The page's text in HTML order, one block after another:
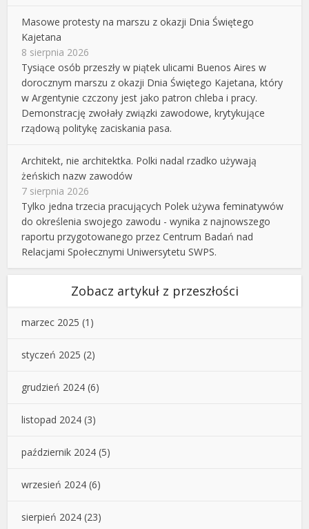
Masowe protesty na marszu z okazji Dnia Świętego
Kajetana
8 sierpnia 2026
Tysiące osób przeszły w piątek ulicami Buenos Aires w
dorocznym marszu z okazji Dnia Świętego Kajetana, który
w Argentynie czczony jest jako patron chleba i pracy.
Demonstrację zwołały związki zawodowe, krytykujące
rządową politykę zaciskania pasa.
Architekt, nie architektka. Polki nadal rzadko używają
żeńskich nazw zawodów
7 sierpnia 2026
Tylko jedna trzecia pracujących Polek używa feminatywów
do określenia swojego zawodu - wynika z najnowszego
raportu przygotowanego przez Centrum Badań nad
Relacjami Społecznymi Uniwersytetu SWPS.
Zobacz artykuł z przeszłości
marzec 2025 (1)
styczeń 2025 (2)
grudzień 2024 (6)
listopad 2024 (3)
październik 2024 (5)
wrzesień 2024 (6)
sierpień 2024 (23)